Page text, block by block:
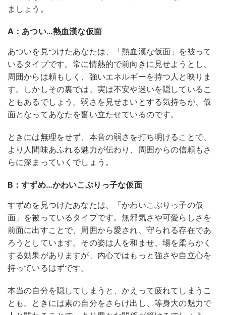
ましょう。
A：あつい…熱血漢な仮面
あついを見つけたあなたは、「熱血漢な仮面」を被って
いるタイプです。常に情熱的で前向きに見せようとし、
周囲からは頼もしく、強いエネルギーを持つ人と映りま
す。しかしその裏では、実は不安や迷いを隠しているこ
ともあるでしょう。弱さを見せまいとする気持ちが、仮
面となってあなたを奮い立たせているのです。
ときには無理をせず、本音の弱さを打ち明けることで、
より人間味あふれる魅力が伝わり、周囲からの信頼もさ
らに深まっていくでしょう。
B：すずめ…かわいこぶりっ子な仮面
すずめを見つけたあなたは、「かわいこぶりっ子の仮
面」を被っているタイプです。無邪気さや可愛らしさを
前面に出すことで、周囲から愛され、守られる存在であ
ろうとしています。その姿は人を和ませ、場を柔らかく
する効果がありますが、内心ではもっと強さや自立心を
持っているはずです。
本当の自分を隠してしまうと、かえって疲れてしまうこ
とも。ときには素の自分をさらけ出し、等身大の魅力で